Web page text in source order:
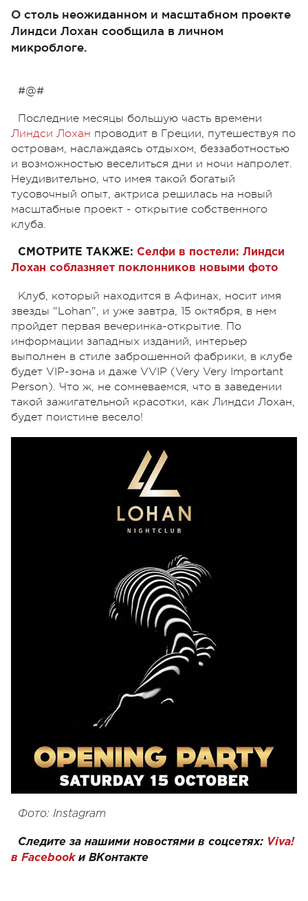
О столь неожиданном и масштабном проекте
Линдси Лохан сообщила в личном
микроблоге.
#@#
Последние месяцы большую часть времени
Линдси Лохан проводит в Греции, путешествуя по
островам, наслаждаясь отдыхом, беззаботностью
и возможностью веселиться дни и ночи напролет.
Неудивительно, что имея такой богатый
тусовочный опыт, актриса решилась на новый
масштабные проект - открытие собственного
клуба.
СМОТРИТЕ ТАКЖЕ: Селфи в постели: Линдси
Лохан соблазняет поклонников новыми фото
Клуб, который находится в Афинах, носит имя
звезды "Lohan", и уже завтра, 15 октября, в нем
пройдет первая вечеринка-открытие. По
информации западных изданий, интерьер
выполнен в стиле заброшенной фабрики, в клубе
будет VIP-зона и даже VVIP (Very Very Important
Person). Что ж, не сомневаемся, что в заведении
такой зажигательной красотки, как Линдси Лохан,
будет поистине весело!
Фото: Instagram
Следите за нашими новостями в соцсетях: Viva!
в Facebookи ВКонтакте